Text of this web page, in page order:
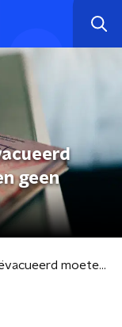
geen
Afghanen die nog geëvacueerd moeten worden, hebben geen paspoort